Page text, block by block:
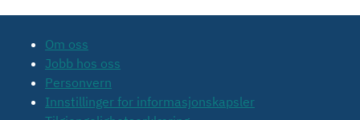
Om oss
Jobb hos oss
Personvern
Innstillinger for informasjonskapsler